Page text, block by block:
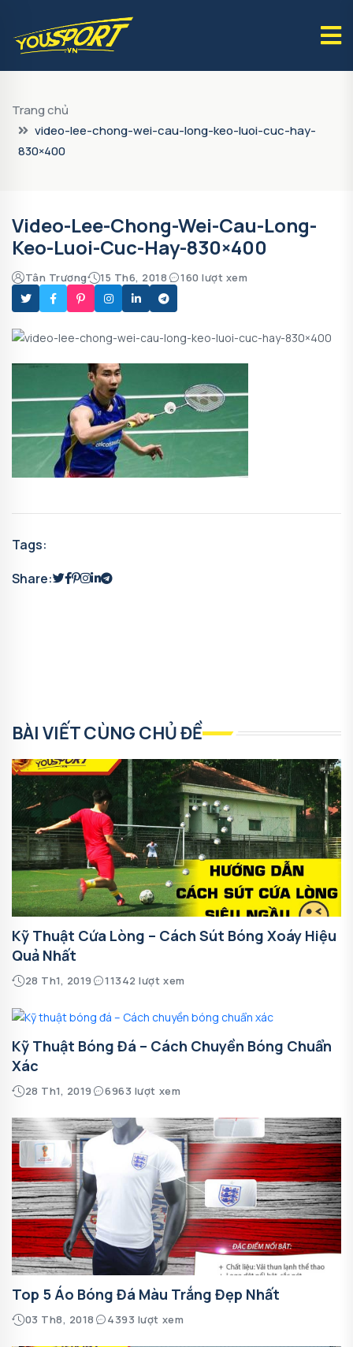
Trang chủ
video-lee-chong-wei-cau-long-keo-luoi-cuc-hay-
830×400
Video-Lee-Chong-Wei-Cau-Long-
Keo-Luoi-Cuc-Hay-830×400
Tân Trương 15 Th6, 2018 160 lượt xem
Tags:
Share:
BÀI VIẾT CÙNG CHỦ ĐỀ
Kỹ Thuật Cứa Lòng – Cách Sút Bóng Xoáy Hiệu
Quả Nhất
28 Th1, 2019 11342 lượt xem
Kỹ Thuật Bóng Đá – Cách Chuyền Bóng Chuẩn
Xác
28 Th1, 2019 6963 lượt xem
Top 5 Áo Bóng Đá Màu Trắng Đẹp Nhất
03 Th8, 2018 4393 lượt xem